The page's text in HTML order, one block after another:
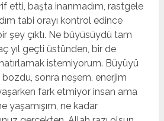
etti, başta inanmadım, rastgele
tabi orayı kontrol edince
şey çıktı. Ne büyüsüydü tam
yıl geçti üstünden, bir de
istemiyorum. Büyüyü
bozdu, sonra neşem, enerjim
fark etmiyor insan ama
yaşamışım, ne kadar